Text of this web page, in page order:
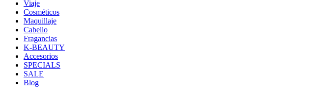
Viaje
Cosméticos
Maquillaje
Cabello
Fragancias
K-BEAUTY
Accesorios
SPECIALS
SALE
Blog